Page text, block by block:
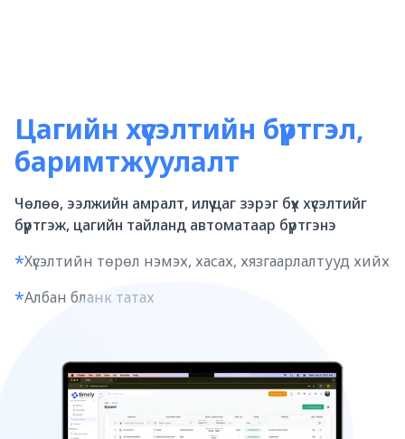
Цагийн хүсэлтийн бүртгэл,
баримтжуулалт
Чөлөө, ээлжийн амралт, илүү цаг зэрэг бүх хүсэлтийг
бүртгэж, цагийн тайланд автоматаар бүртгэнэ
*Хүсэлтийн төрөл нэмэх, хасах, хязгаарлалтууд хийх
*Албан бланк татах